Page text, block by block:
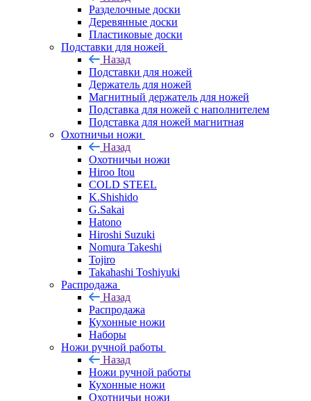
Разделочные доски
Деревянные доски
Пластиковые доски
Подставки для ножей
Назад
Подставки для ножей
Держатель для ножей
Магнитный держатель для ножей
Подставка для ножей с наполнителем
Подставка для ножей магнитная
Охотничьи ножи
Назад
Охотничьи ножи
Hiroo Itou
COLD STEEL
K.Shishido
G.Sakai
Hatono
Hiroshi Suzuki
Nomura Takeshi
Tojiro
Takahashi Toshiyuki
Распродажа
Назад
Распродажа
Кухонные ножи
Наборы
Ножи ручной работы
Назад
Ножи ручной работы
Кухонные ножи
Охотничьи ножи